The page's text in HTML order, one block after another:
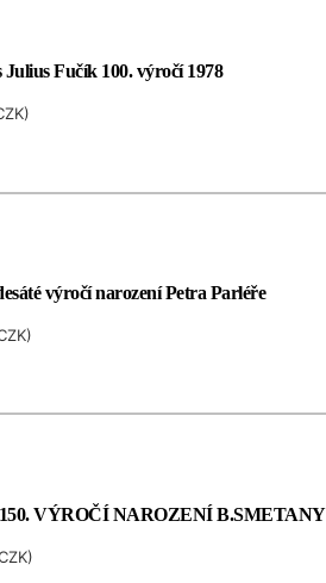
Fučík 100. výročí 1978
)
výročí narození Petra Parléře
)
150. VÝROČÍ NAROZENÍ B.SMETANY
)